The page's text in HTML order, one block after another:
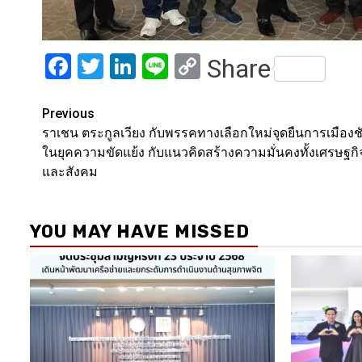
Facebook
Twitter
LinkedIn
LineCopy
Share
Post
navigation
Previous
ราเชน ตระกูลเวียง กับพรรคทางเลือกใหม่จุดยืนการเมือง
ในยุคความขัดแย้ง กับแนวคิดสร้างความมั่นคงทั้งเศรษฐกิ
และสังคม
YOU MAY HAVE MISSED